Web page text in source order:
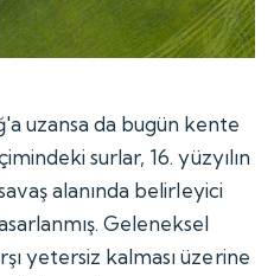
uzansa da bugün kente
surlar, 16. yüzyılın
alanında belirleyici
Geleneksel
yetersiz kalması üzerine